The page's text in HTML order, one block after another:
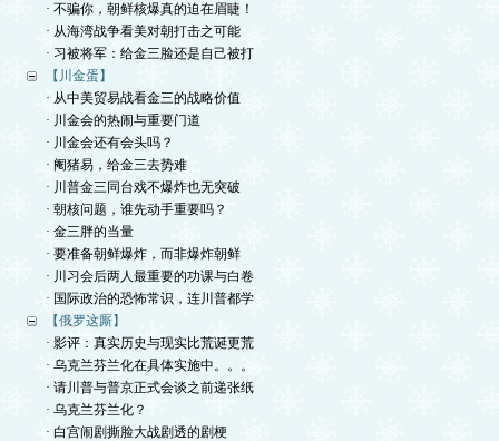
· 不骗你，朝鲜核爆真的迫在眉睫！
· 从海湾战争看美对朝打击之可能
· 习被将军：给金三脸还是自己被打
【川金蛋】
· 从中美贸易战看金三的战略价值
· 川金会的热闹与重要门道
· 川金会还有会头吗？
· 阉猪易，给金三去势难
· 川普金三同台戏不爆炸也无突破
· 朝核问题，谁先动手重要吗？
· 金三胖的当量
· 要准备朝鲜爆炸，而非爆炸朝鲜
· 川习会后两人最重要的功课与白卷
· 国际政治的恐怖常识，连川普都学
【俄罗这厮】
· 影评：真实历史与现实比荒诞更荒
· 乌克兰芬兰化在具体实施中。。。
· 请川普与普京正式会谈之前递张纸
· 乌克兰芬兰化？
· 白宫闹剧撕脸大战剧透的剧梗